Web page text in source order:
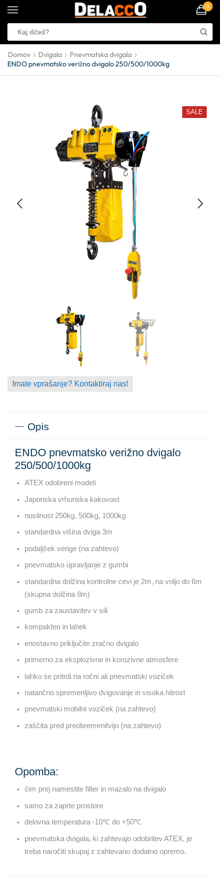
0
Domov Dvigala
Pnevmatska dvigala
ENDO pnevmatsko verižno dvigalo 250/500/1000kg
SALE
Imate vprašanje? Kontaktiraj nas!
Opis
ENDO pnevmatsko verižno dvigalo
250/500/1000kg
ATEX odobreni modeli
Japonska vrhunska kakovost
nosilnost 250kg, 500kg, 1000kg
standardna višina dviga 3m
podaljšek verige (na zahtevo)
pnevmatsko upravljanje z gumbi
standardna dolžina kontrolne cevi je 2m, na voljo do 6m
(skupna dolžina 8m)
gumb za zaustavitev v sili
kompakten in lahek
enostavno priključite zračno dvigalo
primerno za eksplozivne in korozivne atmosfere
lahko se pritrdi na ročni ali pnevmatski voziček
natančno spremenljivo dvigovanje in visoka hitrost
pnevmatski mobilni voziček (na zahtevo)
zaščita pred preobremenitvijo (na zahtevo)
Opomba:
čim prej namestite filter in mazalo na dvigalo
samo za zaprte prostore
delovna temperatura -10℃ do +50℃
pnevmatska dvigala, ki zahtevajo odobritev ATEX, je
treba naročiti skupaj z zahtevano dodatno opremo.